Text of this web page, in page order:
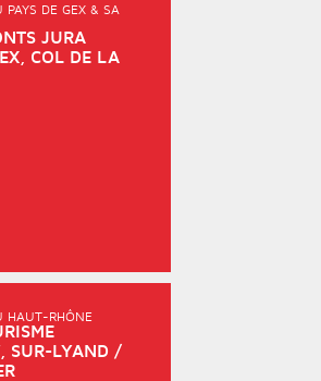
PAYS DE GEX & SA
JURA
COL DE LA
HAUT-RHÔNE
SUR-LYAND /